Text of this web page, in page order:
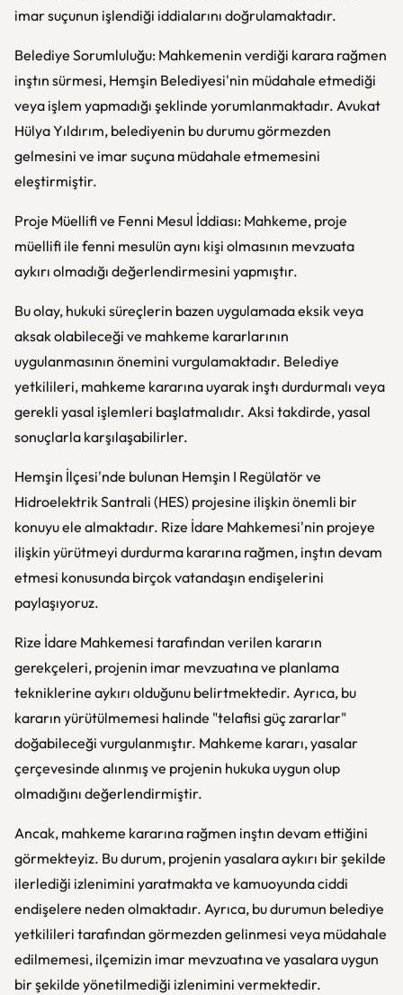
imar suçunun işlendiği iddialarını doğrulamaktadır.
Belediye Sorumluluğu: Mahkemenin verdiği karara rağmen
inştın sürmesi, Hemşin Belediyesi'nin müdahale etmediği
veya işlem yapmadığı şeklinde yorumlanmaktadır. Avukat
Hülya Yıldırım, belediyenin bu durumu görmezden
gelmesini ve imar suçuna müdahale etmemesini
eleştirmiştir.
Proje Müellifi ve Fenni Mesul İddiası: Mahkeme, proje
müellifi ile fenni mesulün aynı kişi olmasının mevzuata
aykırı olmadığı değerlendirmesini yapmıştır.
Bu olay, hukuki süreçlerin bazen uygulamada eksik veya
aksak olabileceği ve mahkeme kararlarının
uygulanmasının önemini vurgulamaktadır. Belediye
yetkilileri, mahkeme kararına uyarak inştı durdurmalı veya
gerekli yasal işlemleri başlatmalıdır. Aksi takdirde, yasal
sonuçlarla karşılaşabilirler.
Hemşin İlçesi'nde bulunan Hemşin I Regülatör ve
Hidroelektrik Santrali (HES) projesine ilişkin önemli bir
konuyu ele almaktadır. Rize İdare Mahkemesi'nin projeye
ilişkin yürütmeyi durdurma kararına rağmen, inştın devam
etmesi konusunda birçok vatandaşın endişelerini
paylaşıyoruz.
Rize İdare Mahkemesi tarafından verilen kararın
gerekçeleri, projenin imar mevzuatına ve planlama
tekniklerine aykırı olduğunu belirtmektedir. Ayrıca, bu
kararın yürütülmemesi halinde "telafisi güç zararlar"
doğabileceği vurgulanmıştır. Mahkeme kararı, yasalar
çerçevesinde alınmış ve projenin hukuka uygun olup
olmadığını değerlendirmiştir.
Ancak, mahkeme kararına rağmen inştın devam ettiğini
görmekteyiz. Bu durum, projenin yasalara aykırı bir şekilde
ilerlediği izlenimini yaratmakta ve kamuoyunda ciddi
endişelere neden olmaktadır. Ayrıca, bu durumun belediye
yetkilileri tarafından görmezden gelinmesi veya müdahale
edilmemesi, ilçemizin imar mevzuatına ve yasalara uygun
bir şekilde yönetilmediği izlenimini vermektedir.